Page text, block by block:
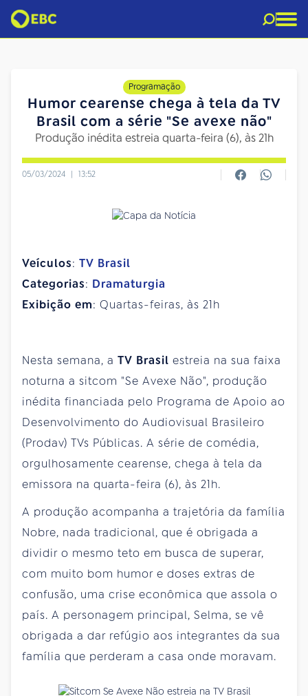
Programação
Humor cearense chega à tela da TV
Brasil com a série "Se avexe não"
Produção inédita estreia quarta-feira (6), às 21h
05/03/2024 | 13:52
Veículos: TV Brasil
Categorias: Dramaturgia
Exibição em: Quartas-feiras, às 21h
Nesta semana, a TV Brasil estreia na sua faixa
noturna a sitcom "Se Avexe Não", produção
inédita financiada pelo Programa de Apoio ao
Desenvolvimento do Audiovisual Brasileiro
(Prodav) TVs Públicas. A série de comédia,
orgulhosamente cearense, chega à tela da
emissora na quarta-feira (6), às 21h.
A produção acompanha a trajetória da família
Nobre, nada tradicional, que é obrigada a
dividir o mesmo teto em busca de superar,
com muito bom humor e doses extras de
confusão, uma crise econômica que assola o
país. A personagem principal, Selma, se vê
obrigada a dar refúgio aos integrantes da sua
família que perderam a casa onde moravam.